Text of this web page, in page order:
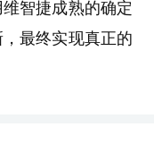
智捷成熟的确定
最终实现真正的